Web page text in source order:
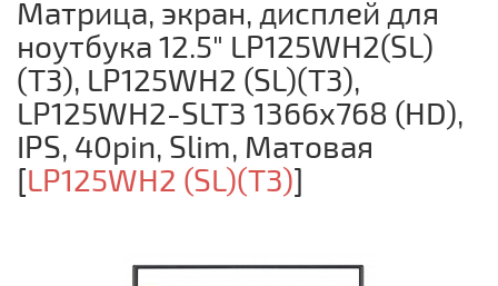
Матрица, экран, дисплей для
ноутбука 12.5" LP125WH2(SL)
(T3), LP125WH2 (SL)(T3),
LP125WH2-SLT3 1366x768 (HD),
IPS, 40pin, Slim, Матовая
[LP125WH2 (SL)(T3)]